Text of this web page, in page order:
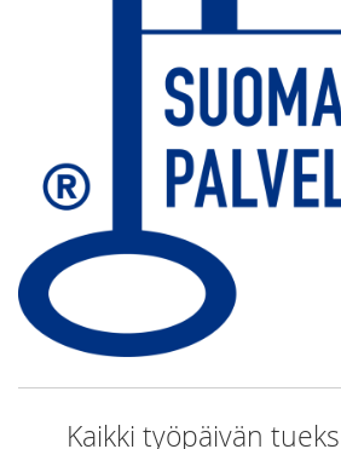
Kaikki työpäivän